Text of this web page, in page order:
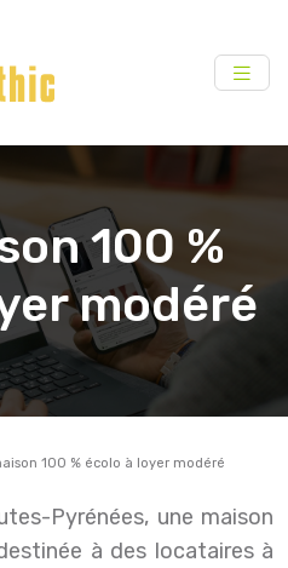
100 %
modéré
100 % écolo à loyer modéré
à des locataires à